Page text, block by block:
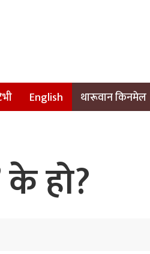
English थारूवान किनमेल
के हो?